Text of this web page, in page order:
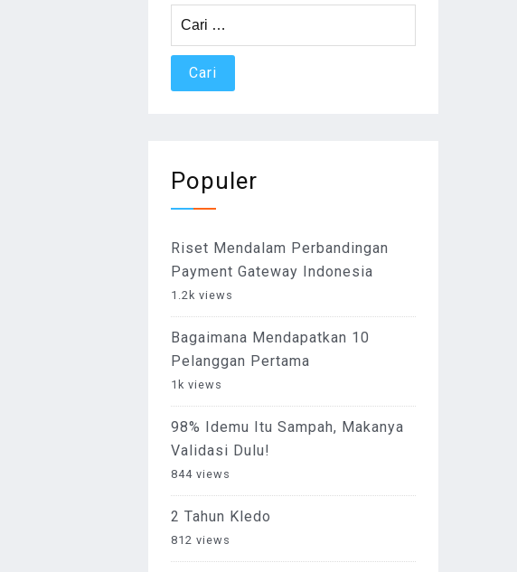
untuk:
Populer
Riset Mendalam Perbandingan
Payment Gateway Indonesia
1.2k views
Bagaimana Mendapatkan 10
Pelanggan Pertama
1k views
98% Idemu Itu Sampah, Makanya
Validasi Dulu!
844 views
2 Tahun Kledo
812 views